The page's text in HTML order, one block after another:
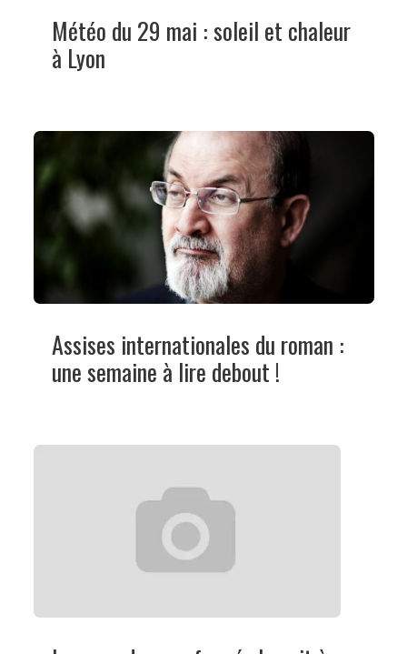
Météo du 29 mai : soleil et chaleur
à Lyon
Assises internationales du roman :
une semaine à lire debout !